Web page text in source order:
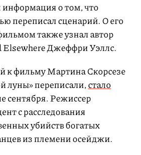
о том, что
переписал сценарий. О его
также узнал автор
Elsewhere Джеффри Уэллс.
к фильму Мартина Скорсезе
луны» переписали,стало
сентября. Режиссер
с расследования
убийств богатых
из племени осейджи.